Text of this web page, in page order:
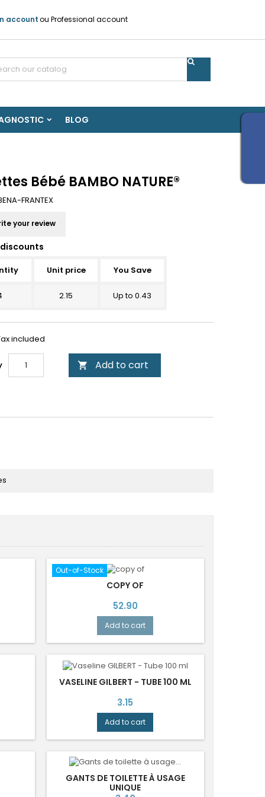
accountou Professional account
BLOG
Bébé BAMBO NATURE®
FRANTEX
your review
Unit price You Save
2.15 Up to 0.43
included
 Add to cart
Out-of-Stock
COPY OF
Price
52.90
Add to cart
VASELINE GILBERT - TUBE 100 ML
Price
3.15
Add to cart
GANTS DE TOILETTE À USAGE
UNIQUE